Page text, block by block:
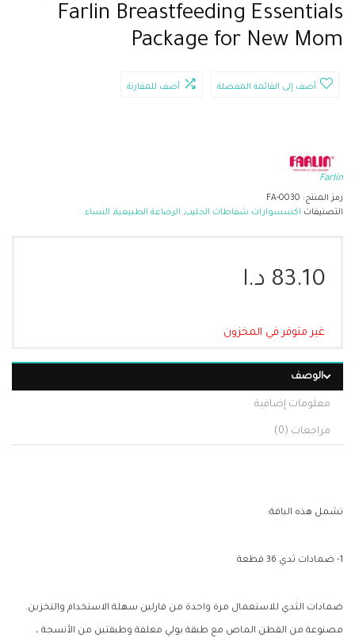
Farlin Breastfeeding Essentials
Package for New Mom
أضف إلى القائمة المفضلة أضف للمقارنة
Farlin
رمز المنتج: FA-0030
التصنيفات اكسسوارات شفاطات الحليب, الرضاعة الطبيعية, النساء
83.10 د.ا
غير متوفر في المخزون
الوصف
معلومات إضافية
مراجعات (0)
تشمل هذه الباقة:
1- ضمادات ثدي 36 قطعة
ضمادات الثدي للاستعمال مرة واحدة من فارلين سهلة الاستخدام والتخزين.
مصنوعة من القطن الماص مع طبقة بولي مغلفة وطبقتين من الأنسجة ،